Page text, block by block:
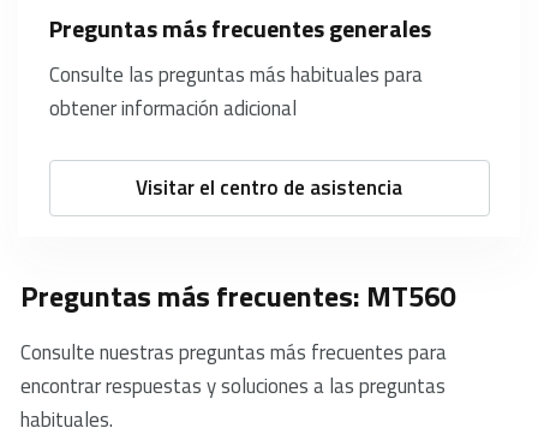
Preguntas más frecuentes generales
Consulte las preguntas más habituales para
obtener información adicional
Visitar el centro de asistencia
Preguntas más frecuentes: MT560
Consulte nuestras preguntas más frecuentes para
encontrar respuestas y soluciones a las preguntas
habituales.